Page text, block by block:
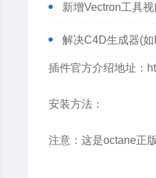
新增Vectron工具
解决C4D生成器(
插件官方介绍地址：
安装方法：
注意：这是octane正